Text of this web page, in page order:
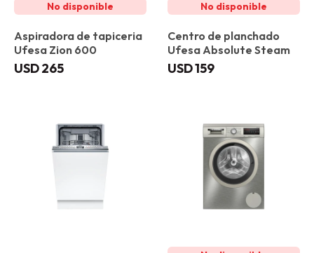
Aspiradora de tapiceria
Ufesa Zion 600
USD265
Centro de planchado
Ufesa Absolute Steam
USD159